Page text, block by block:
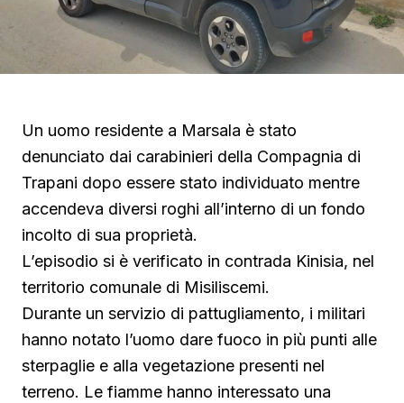
Un uomo residente a Marsala è stato
denunciato dai carabinieri della Compagnia di
Trapani dopo essere stato individuato mentre
accendeva diversi roghi all’interno di un fondo
incolto di sua proprietà.
L’episodio si è verificato in contrada Kinisia, nel
territorio comunale di Misiliscemi.
Durante un servizio di pattugliamento, i militari
hanno notato l’uomo dare fuoco in più punti alle
sterpaglie e alla vegetazione presenti nel
terreno. Le fiamme hanno interessato una